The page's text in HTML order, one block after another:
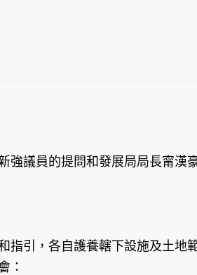
議員的提問和發展局局長甯漢
引，各自護養轄下設施及土地
：